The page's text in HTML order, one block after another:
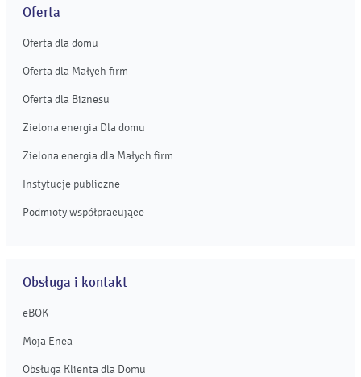
Oferta
Oferta dla domu
Oferta dla Małych firm
Oferta dla Biznesu
Zielona energia Dla domu
Zielona energia dla Małych firm
Instytucje publiczne
Podmioty współpracujące
Obsługa i kontakt
eBOK
Moja Enea
Obsługa Klienta dla Domu